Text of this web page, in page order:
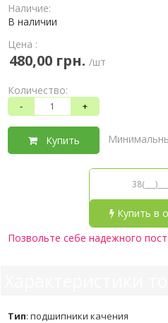
Наличие:
В наличии
Цена :
480,00 грн. /шт
Количество:
- +
Купить
Купить в
Позвольте себе надежного
Тип: подшипники качения